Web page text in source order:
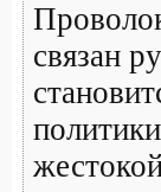
связан